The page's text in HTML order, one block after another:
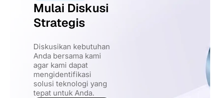
Mulai Diskusi
Strategis
Diskusikan kebutuhan
Anda bersama kami
agar kami dapat
mengidentifikasi
solusi teknologi yang
tepat untuk Anda.